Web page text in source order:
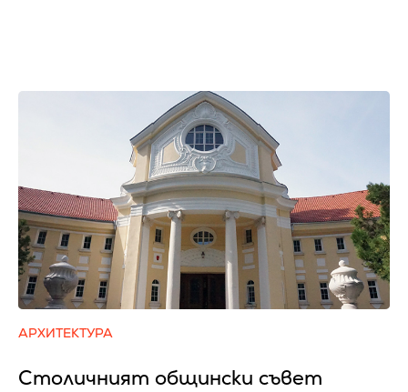
АРХИТЕКТУРА
Столичният общински съвет